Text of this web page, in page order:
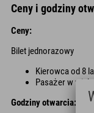
Ceny i godziny
Ceny:
Bilet jednorazowy
Kierowca od 8
Pasażer w
Godziny otwarcia: